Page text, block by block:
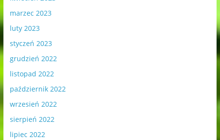
marzec 2023
luty 2023
styczeń 2023
grudzień 2022
listopad 2022
październik 2022
wrzesień 2022
sierpień 2022
lipiec 2022